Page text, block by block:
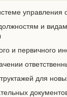
управления
и
и первичного
для